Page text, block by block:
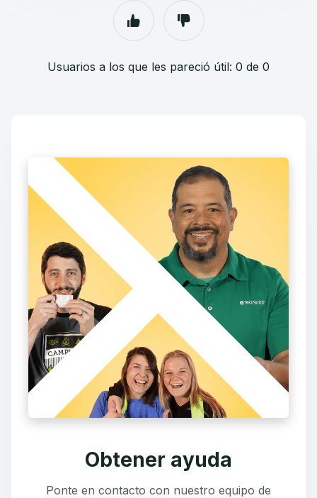
Usuarios a los que les pareció útil: 0 de 0
Obtener ayuda
Ponte en contacto con nuestro equipo de